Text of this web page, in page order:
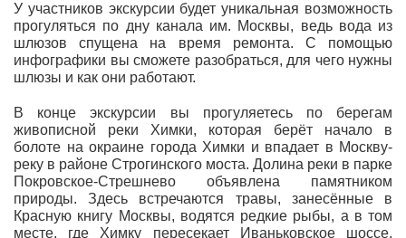
У участников экскурсии будет уникальная возможность
прогуляться по дну канала им. Москвы, ведь вода из
шлюзов спущена на время ремонта. С помощью
инфографики вы сможете разобраться, для чего нужны
шлюзы и как они работают.
В конце экскурсии вы прогуляетесь по берегам
живописной реки Химки, которая берёт начало в
болоте на окраине города Химки и впадает в Москву-
реку в районе Строгинского моста. Долина реки в парке
Покровское-Стрешнево объявлена памятником
природы. Здесь встречаются травы, занесённые в
Красную книгу Москвы, водятся редкие рыбы, а в том
месте, где Химку пересекает Иваньковское шоссе,